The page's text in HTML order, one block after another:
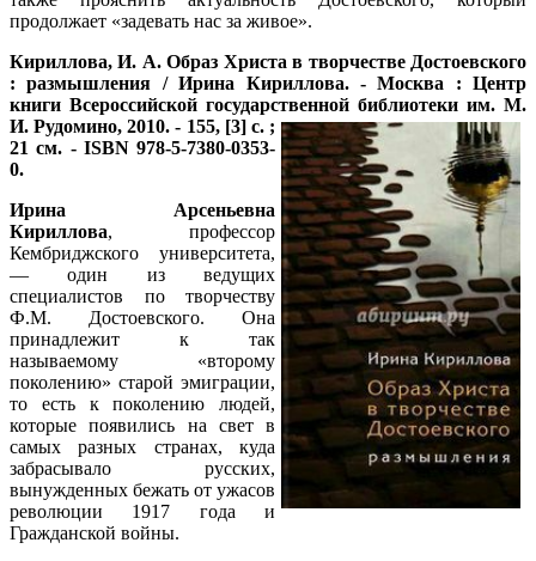
продолжает «задевать нас за живое».
Кириллова, И. А.Образ Христа в творчестве Достоевского
: размышления / Ирина Кириллова. - Москва : Центр
книги Всероссийской государственной библиотеки им. М.
И. Рудомино, 2010. - 155, [3] с. ;
21 см. - ISBN 978-5-7380-0353-
0.
Ирина Арсеньевна
Кириллова, профессор
Кембриджского университета,
— один из ведущих
специалистов по творчеству
Ф.М. Достоевского. Она
принадлежит к так
называемому «второму
поколению» старой эмиграции,
то есть к поколению людей,
которые появились на свет в
самых разных странах, куда
забрасывало русских,
вынужденных бежать от ужасов
революции 1917 года и
Гражданской войны.